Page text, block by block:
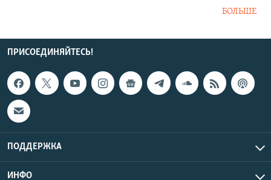
БОЛЬШЕ
ПРИСОЕДИНЯЙТЕСЬ!
ПОДДЕРЖКА
ИНФО